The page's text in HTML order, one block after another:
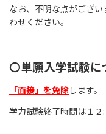
なお、不明な点がござ
わせください。
〇単願入学試験に
「面接」を免除します。
学力試験終了時間は１２: